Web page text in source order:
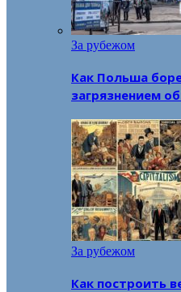
За рубежом
Как Польша
загрязнением
За рубежом
Как построить